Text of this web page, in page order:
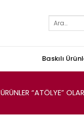
Ara:
Baskılı
ÜRÜNLER “ATÖLYE”